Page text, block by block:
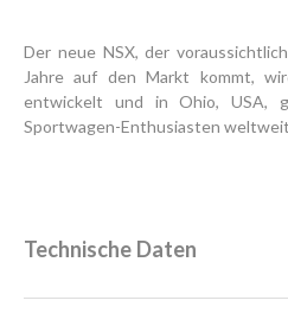
Der neue NSX, der
Jahre auf den Markt kommt,
entwickelt und in Ohio, USA,
Sportwagen-Enthusiasten
Technische Daten